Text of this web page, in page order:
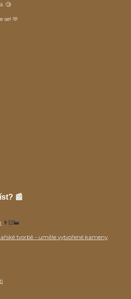
🧐
se! 🫶
📰
👨🏻‍🏭
tvorbě - uměle vytvořené kameny